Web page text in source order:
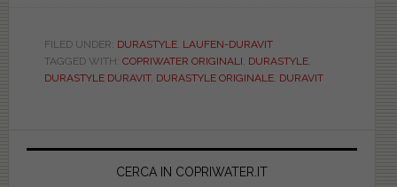
ORIGINALE.
DUR0063710000
FILED UNDER: DURASTYLE, LAUFEN-DURAVIT
TAGGED WITH: COPRIWATER ORIGINALI DURASTYLE,
DURASTYLE DURAVIT, DURASTYLE ORIGINALE, DURAVIT
Primary
CERCA IN COPRIWATER.IT